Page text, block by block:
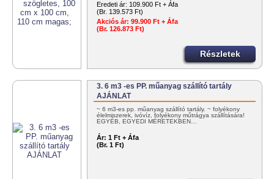
Eredeti ár: 109.900 Ft + Áfa
(Br. 139.573 Ft)
Akciós ár: 99.900 Ft + Áfa
(Br. 126.873 Ft)
Részletek
3. 6 m3 -es PP. műanyag szállító tartály
AJÁNLAT
~ 6 m3-es pp. műanyag szállító tartály. ~ folyékony
élelmiszerek, ivóvíz, folyékony műtrágya szállítására!
EGYÉB, EGYEDI MÉRETEKBEN…
Ár: 1 Ft + Áfa
(Br. 1 Ft)